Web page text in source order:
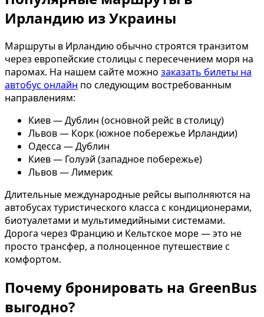
Ирландию из Украины
Маршруты в Ирландию обычно строятся транзитом
через европейские столицы с пересечением моря на
паромах. На нашем сайте можно заказать билеты на
автобус онлайн по следующим востребованным
направлениям:
Киев — Дублин (основной рейс в столицу)
Львов — Корк (южное побережье Ирландии)
Одесса — Дублин
Киев — Голуэй (западное побережье)
Львов — Лимерик
Длительные международные рейсы выполняются на
автобусах туристического класса с кондиционерами,
биотуалетами и мультимедийными системами.
Дорога через Францию и Кельтское море — это не
просто трансфер, а полноценное путешествие с
комфортом.
Почему бронировать на GreenBus
выгодно?